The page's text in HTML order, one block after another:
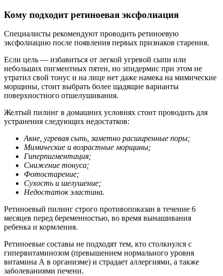
Кому подходит ретиноевая эксфолиация
Специалисты рекомендуют проводить ретиноевую
эксфолиацию после появления первых признаков старения.
Если цель — избавиться от легкой угревой сыпи или
небольших пигментных пятен, но эпидермис при этом не
утратил свой тонус и на лице нет даже намека на мимические
морщины, стоит выбрать более щадящие варианты
поверхностного отшелушивания.
Желтый пилинг в домашних условиях стоит проводить для
устранения следующих недостатков:
Акне, угревая сыпь, заметно расширенные поры;
Мимические и возрастные морщины;
Гиперпигментация;
Снижение тонуса;
Фотостарение;
Сухость и шелушение;
Недостаток эластина.
Ретиноевый пилинг строго противопоказан в течение 6
месяцев перед беременностью, во время вынашивания
ребенка и кормления.
Ретиноевые составы не подходят тем, кто столкнулся с
гипервитаминозом (превышением нормального уровня
витамина А в организме) и страдает аллергиями, а также
заболеваниями печени.